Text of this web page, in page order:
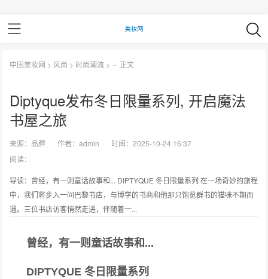
中国美妆网 > 风尚 > 时尚潮流 > - 正文
Diptyque发布冬日限量系列, 开启魔法
书屋之旅
来源： 品牌 作者：admin
时间：2025-10-24 16:37
阅读：
导读：曾经，有一则童话故事和... DIPTYQUE 冬日限量系列 在一场奇妙的旅程
中，我们将步入一间巴黎书店，与博学的书商和他那只饱览群书的猫咪不期而
遇。三位书店访客悄然走进，伴随着一...
曾经，有一则童话故事和...
DIPTYQUE 冬日限量系列